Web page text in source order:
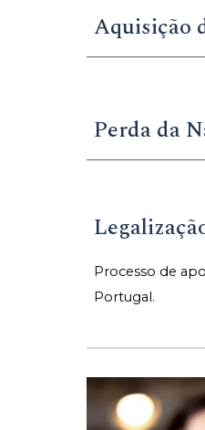
Aquisição
Perdada
Processo de
Portugal.